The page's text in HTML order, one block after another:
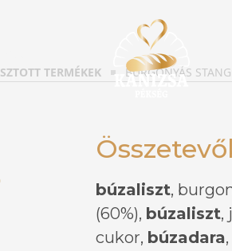
TERMÉKEK BURGONYÁS
búzaliszt,
(60%), búzaliszt,
cukor, búzadara